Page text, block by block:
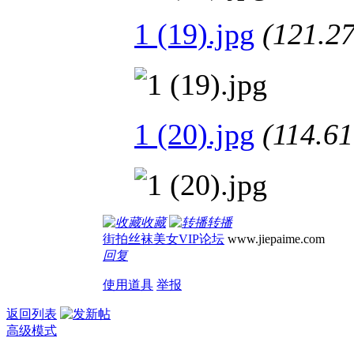
1 (19).jpg
1 (20).jpg
收藏
转播
街拍丝袜美女VIP论坛 www.jiepaime.com
回复
使用道具 举报
返回列表
高级模式